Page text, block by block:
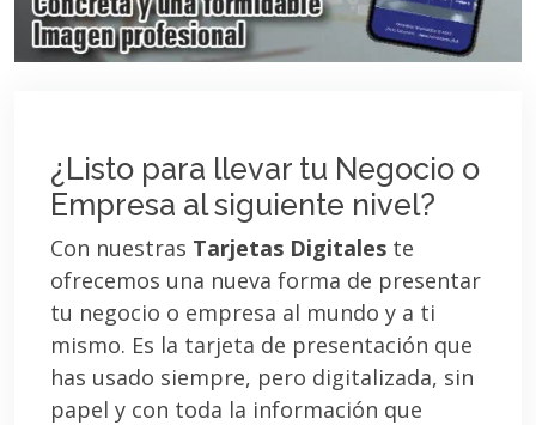
¿Listo para llevar tu Negocio o
Empresa al siguiente nivel?
Con nuestras Tarjetas Digitales te
ofrecemos una nueva forma de presentar
tu negocio o empresa al mundo y a ti
mismo. Es la tarjeta de presentación que
has usado siempre, pero digitalizada, sin
papel y con toda la información que